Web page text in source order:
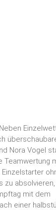
Nora Vogel
Teamwertung
zu
mit dem
einer